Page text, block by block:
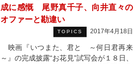
成に感慨 尾野真千子、向井直々の
オファーと勘違い
TOPICS 2017年4月18日
映画『いつまた、君と ～何日君再来
～』の完成披露“お花見”試写会が１８日、